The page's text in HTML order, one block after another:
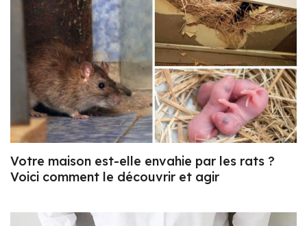
Votre maison est-elle envahie par les rats ?
Voici comment le découvrir et agir